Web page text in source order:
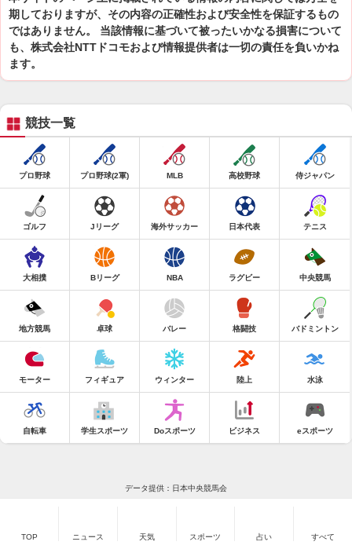
期しておりますが、その内容の正確性および安全性を保証するもの
ではありません。 当該情報に基づいて被ったいかなる損害について
も、株式会社NTTドコモおよび情報提供者は一切の責任を負いかね
ます。
競技一覧
プロ野球 プロ野球(2軍) MLB 高校野球 侍ジャパン
ゴルフ Jリーグ 海外サッカー 日本代表 テニス
大相撲 Bリーグ NBA ラグビー 中央競馬
地方競馬 卓球 バレー 格闘技 バドミントン
モーター フィギュア ウィンター 陸上 水泳
自転車 学生スポーツ Doスポーツ ビジネス eスポーツ
データ提供：日本中央競馬会
TOP ニュース 天気 スポーツ 占い すべて